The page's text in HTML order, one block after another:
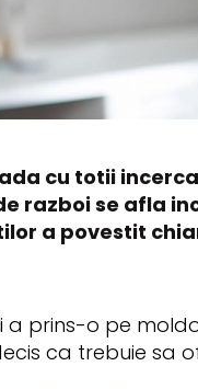
cu totii
razboi se afla
a povestit
a prins-o pe
ca trebuie sa